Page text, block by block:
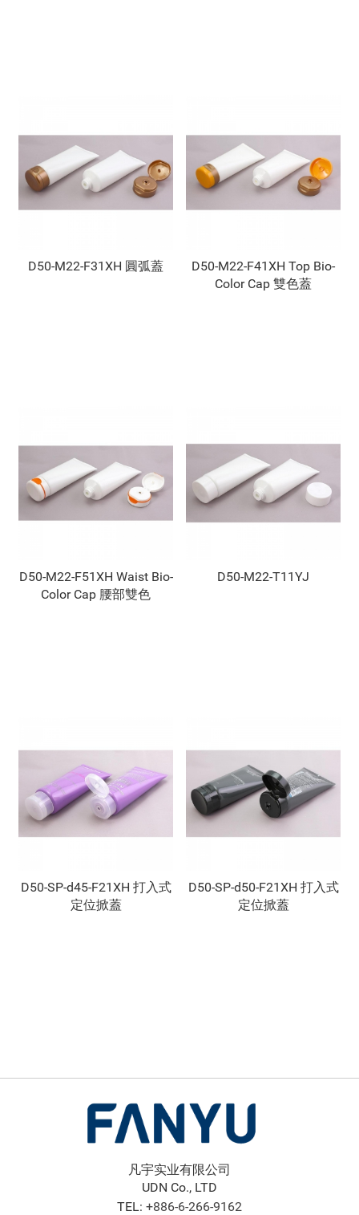
D50-M22-F31XH 圓弧蓋
D50-M22-F41XH Top Bio-
Color Cap 雙色蓋
D50-M22-F51XH Waist Bio-
Color Cap 腰部雙色
D50-M22-T11YJ
D50-SP-d45-F21XH 打入式
定位掀蓋
D50-SP-d50-F21XH 打入式
定位掀蓋
凡宇实业有限公司
UDN Co., LTD
TEL: +886-6-266-9162